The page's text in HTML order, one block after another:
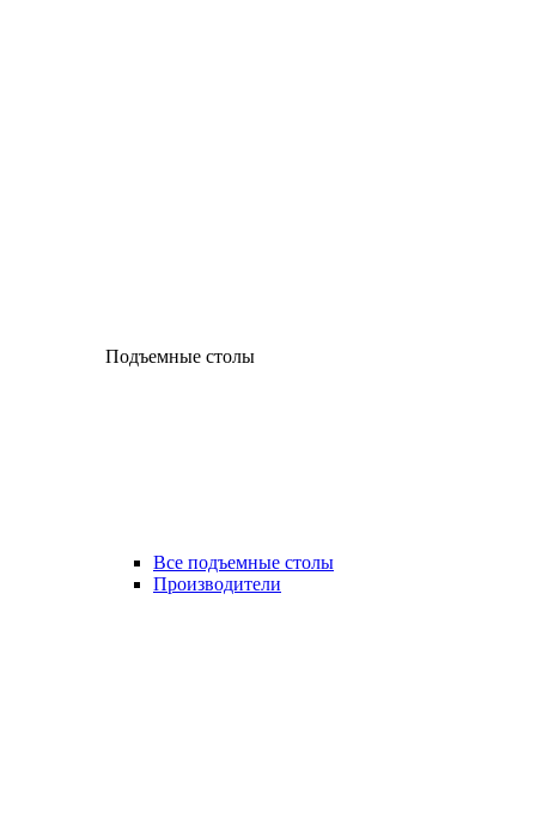
Подъемные столы
Все подъемные столы
Производители